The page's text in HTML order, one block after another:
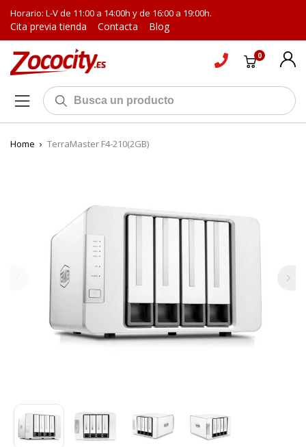
Horario: L-V de 11:00 a 14:00h y de 16:00 a 19:00h.
Cita previa tienda Contacta Blog
0
Home › TerraMaster F4-210(2GB)